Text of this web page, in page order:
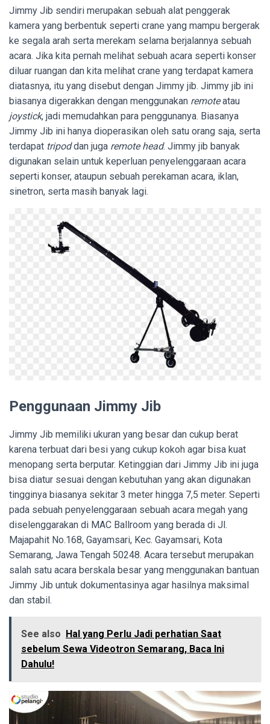
Jimmy Jib sendiri merupakan sebuah alat penggerak
kamera yang berbentuk seperti crane yang mampu bergerak
ke segala arah serta merekam selama berjalannya sebuah
acara. Jika kita pernah melihat sebuah acara seperti konser
diluar ruangan dan kita melihat crane yang terdapat kamera
diatasnya, itu yang disebut dengan Jimmy jib. Jimmy jib ini
biasanya digerakkan dengan menggunakan remoteatau
joystick, jadi memudahkan para penggunanya. Biasanya
Jimmy Jib ini hanya dioperasikan oleh satu orang saja, serta
terdapat tripoddan juga remote head. Jimmy jib banyak
digunakan selain untuk keperluan penyelenggaraan acara
seperti konser, ataupun sebuah perekaman acara, iklan,
sinetron, serta masih banyak lagi.
Penggunaan Jimmy Jib
Jimmy Jib memiliki ukuran yang besar dan cukup berat
karena terbuat dari besi yang cukup kokoh agar bisa kuat
menopang serta berputar. Ketinggian dari Jimmy Jib ini juga
bisa diatur sesuai dengan kebutuhan yang akan digunakan
tingginya biasanya sekitar 3 meter hingga 7,5 meter. Seperti
pada sebuah penyelenggaraan sebuah acara megah yang
diselenggarakan di MAC Ballroom yang berada di Jl.
Majapahit No.168, Gayamsari, Kec. Gayamsari, Kota
Semarang, Jawa Tengah 50248. Acara tersebut merupakan
salah satu acara berskala besar yang menggunakan bantuan
Jimmy Jib untuk dokumentasinya agar hasilnya maksimal
dan stabil.
See also
Hal yang Perlu Jadi perhatian Saat
sebelum Sewa Videotron Semarang, Baca Ini
Dahulu!